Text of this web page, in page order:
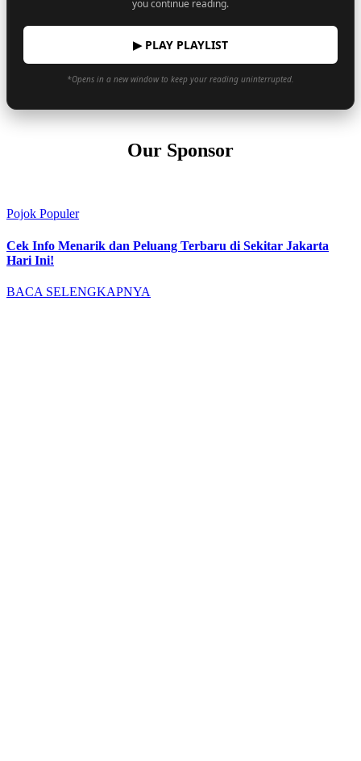
you continue reading.
▶ PLAY PLAYLIST
*Opens in a new window to keep your reading uninterrupted.
Our Sponsor
Pojok Populer
Cek Info Menarik dan Peluang Terbaru di Sekitar Jakarta
Hari Ini!
BACA SELENGKAPNYA